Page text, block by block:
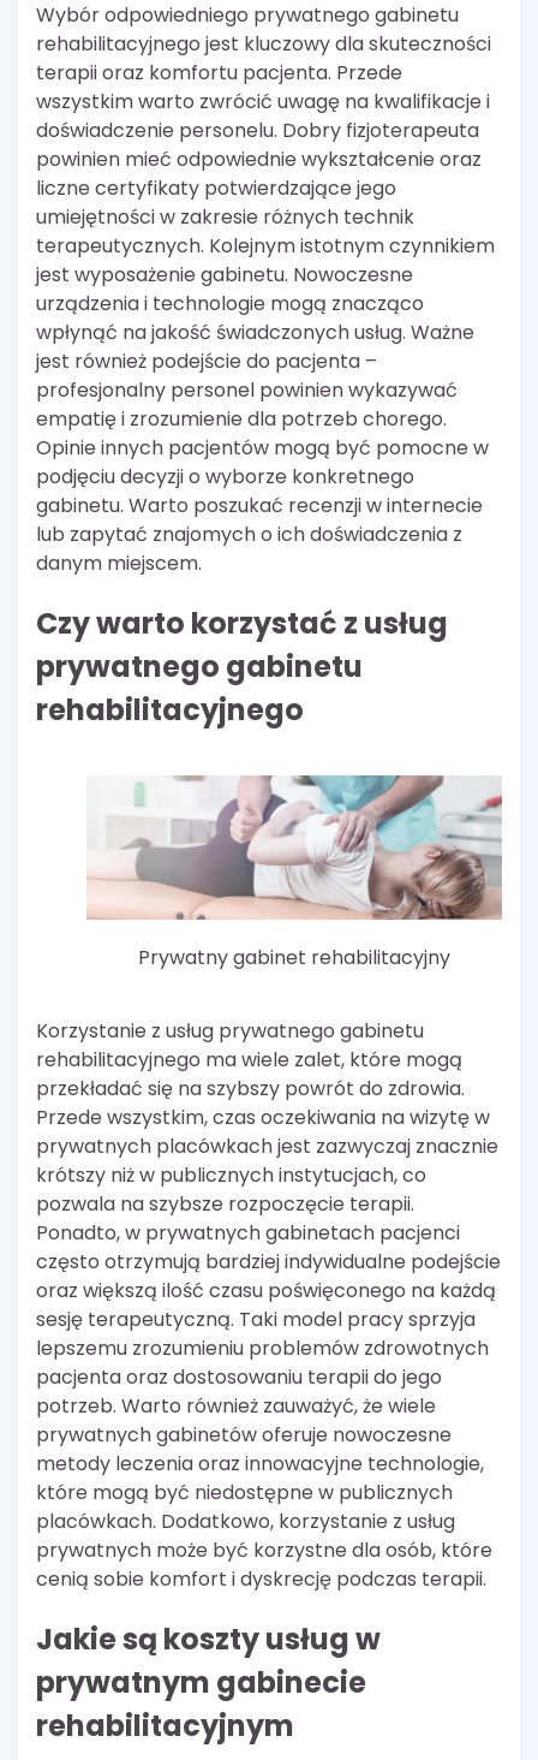
Wybór odpowiedniego prywatnego gabinetu
rehabilitacyjnego jest kluczowy dla skuteczności
terapii oraz komfortu pacjenta. Przede
wszystkim warto zwrócić uwagę na kwalifikacje i
doświadczenie personelu. Dobry fizjoterapeuta
powinien mieć odpowiednie wykształcenie oraz
liczne certyfikaty potwierdzające jego
umiejętności w zakresie różnych technik
terapeutycznych. Kolejnym istotnym czynnikiem
jest wyposażenie gabinetu. Nowoczesne
urządzenia i technologie mogą znacząco
wpłynąć na jakość świadczonych usług. Ważne
jest również podejście do pacjenta –
profesjonalny personel powinien wykazywać
empatię i zrozumienie dla potrzeb chorego.
Opinie innych pacjentów mogą być pomocne w
podjęciu decyzji o wyborze konkretnego
gabinetu. Warto poszukać recenzji w internecie
lub zapytać znajomych o ich doświadczenia z
danym miejscem.
Czy warto korzystać z usług
prywatnego gabinetu
rehabilitacyjnego
Prywatny gabinet rehabilitacyjny
Korzystanie z usług prywatnego gabinetu
rehabilitacyjnego ma wiele zalet, które mogą
przekładać się na szybszy powrót do zdrowia.
Przede wszystkim, czas oczekiwania na wizytę w
prywatnych placówkach jest zazwyczaj znacznie
krótszy niż w publicznych instytucjach, co
pozwala na szybsze rozpoczęcie terapii.
Ponadto, w prywatnych gabinetach pacjenci
często otrzymują bardziej indywidualne podejście
oraz większą ilość czasu poświęconego na każdą
sesję terapeutyczną. Taki model pracy sprzyja
lepszemu zrozumieniu problemów zdrowotnych
pacjenta oraz dostosowaniu terapii do jego
potrzeb. Warto również zauważyć, że wiele
prywatnych gabinetów oferuje nowoczesne
metody leczenia oraz innowacyjne technologie,
które mogą być niedostępne w publicznych
placówkach. Dodatkowo, korzystanie z usług
prywatnych może być korzystne dla osób, które
cenią sobie komfort i dyskrecję podczas terapii.
Jakie są koszty usług w
prywatnym gabinecie
rehabilitacyjnym